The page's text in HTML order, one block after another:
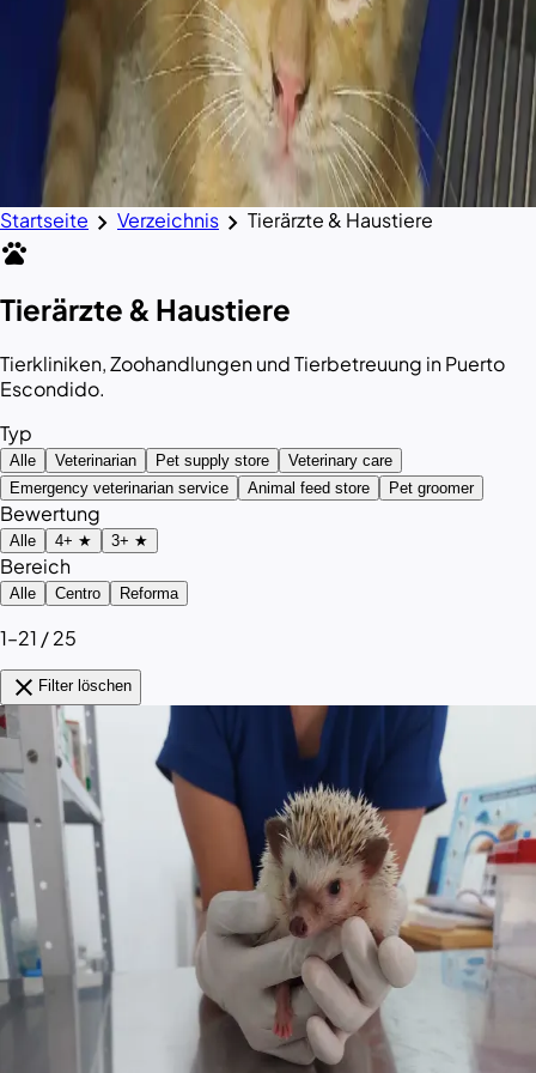
Startseite chevron_right Verzeichnis chevron_right Tierärzte & Haustiere
pets
Tierärzte & Haustiere
Tierkliniken, Zoohandlungen und Tierbetreuung in Puerto
Escondido.
Typ
Alle Veterinarian Pet supply store
Veterinary care
Emergency veterinarian service
Animal feed store Pet groomer
Bewertung
Alle 4+ ★ 3+ ★
Bereich
Alle Centro Reforma
1–21 / 25
close Filter löschen